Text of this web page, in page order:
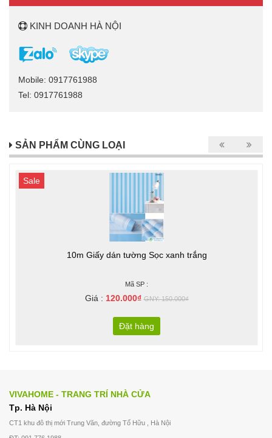
KINH DOANH HÀ NỘI
Mobile: 0917761988
Tel: 0917761988
SẢN PHẨM CÙNG LOẠI
Sale
10m Giấy dán tường Sọc xanh trắng
Mã SP :
Giá : 120.000₫GNY: 150.000₫
Đặt hàng
VIVAHOME - TRANG TRÍ NHÀ CỬA
Tp. Hà Nội
CT1 khu đô thị mới Trung Văn, đường Tố Hữu , Hà Nội